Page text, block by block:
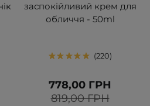
заспокійливий крем для
обличчя - 50ml
220
819,00 ГРН
778,00 ГРН